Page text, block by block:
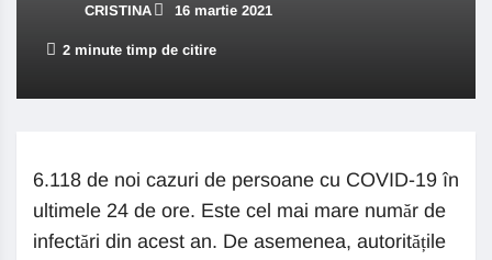
CRISTINA 16 martie 2021
2 minute timp de citire
6.118 de noi cazuri de persoane cu COVID-19 în
ultimele 24 de ore. Este cel mai mare număr de
infectări din acest an. De asemenea, autoritățile